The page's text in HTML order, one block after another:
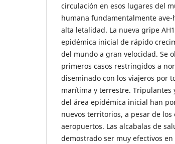
circulación en esos lugares del
humana fundamentalmente
alta letalidad. La nueva gripe
epidémica inicial de rápido
del mundo a gran velocidad. Se
primeros casos restringidos a
diseminado con los viajeros por
marítima y terrestre. Tripulantes
del área epidémica inicial han
nuevos territorios, a pesar de
aeropuertos. Las alcabalas de
demostrado ser muy efectivos